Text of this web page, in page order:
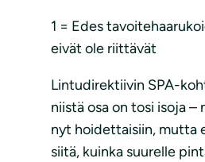
1 = Edes
eivät ole riittävät
Lintudirektiivin SPA-
niistä osa on tosi isoja –
nyt hoidettaisiin, mutta
siitä, kuinka suurelle